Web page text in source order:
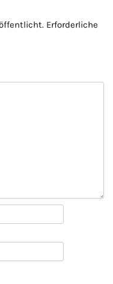
Erforderliche